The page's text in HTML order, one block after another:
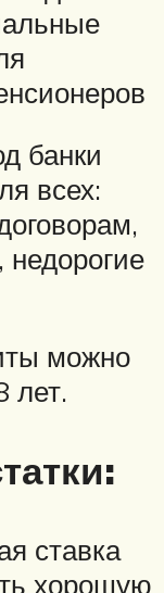
банки
всех:
недорогие
можно
лет.
ставка
хорошую